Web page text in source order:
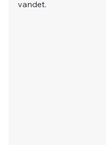
vandet.